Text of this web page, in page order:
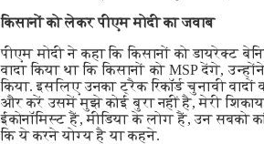
किसानों को लेकर पीएम मोदी का जवाब
पीएम मोदी ने कहा कि किसानों को डायरेक्ट
वादा किया था कि किसानों को MSP देंगे,
किया. इसलिए उनका ट्रैक रिकॉर्ड चुनावी
और करें उसमें मुझे कोई बुरा नहीं है, मेरी
ईकोनॉमिस्ट हैं, मीडिया के लोग हैं, उन सबको
कि ये करने योग्य है या कहने.